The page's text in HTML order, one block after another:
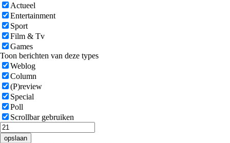
Actueel
Entertainment
Sport
Film & Tv
Games
Toon berichten van deze types
Weblog
Column
(P)review
Special
Poll
Scrollbar gebruiken
opslaan